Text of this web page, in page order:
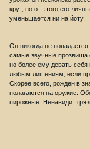
крут, но от этого его
уменьшается ни на йоту.
Он никогда не
самые звучные прозвища
но более ему девать себя
любым лишениям, если
Скорее всего, рожден в
полагаются на оружие.
пирожные. Ненавидит